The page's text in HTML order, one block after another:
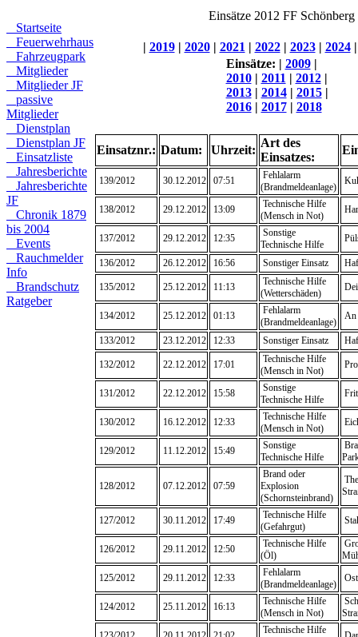
Startseite
Feuerwehrhaus
Fahrzeugpark
Mitglieder
Mitglieder JF
passive
Mitglieder
Dienstplan
Dienstplan JF
Einsatzliste
Jahresberichte
Jahresberichte
JF
Chronik 1879
bis 2004
Events
Rauchmelder
Info
Brandschutz
Ratgeber
Einsätze 2012 FF Schönberg
| 2019| 2020| 2021 | 2022| 2023| 2024
Einsätze: | 2009|
2010| 2011 | 2012|
2013| 2014| 2015|
2016| 2017| 2018
Einsatznr.: Datum: Uhrzeit:
Art des
Einsatzes:
139/2012 30.12.2012 07:51
Fehlalarm
(Brandmeldeanlage)
138/2012 29.12.2012 13:09
Technische Hilfe
(Mensch in Not)
137/2012 29.12.2012 12:35
Sonstige
Technische Hilfe
136/2012 26.12.2012 16:56 Sonstiger Einsatz
135/2012 25.12.2012 11:13
Technische Hilfe
(Wetterschäden)
134/2012 25.12.2012 01:13
Fehlalarm
(Brandmeldeanlage)
An
133/2012 23.12.2012 12:33 Sonstiger Einsatz
132/2012 22.12.2012 17:01
Technische Hilfe
(Mensch in Not)
131/2012 22.12.2012 15:58
Sonstige
Technische Hilfe
130/2012 16.12.2012 12:33
Technische Hilfe
(Mensch in Not)
129/2012 11.12.2012 15:49
Sonstige
Technische Hilfe
128/2012 07.12.2012 07:59
Brand oder
Explosion
(Schornsteinbrand)
127/2012 30.11.2012 17:49
Technische Hilfe
(Gefahrgut)
126/2012 29.11.2012 12:50
Technische Hilfe
(Öl)
125/2012
29.11.2012 12:33
Fehlalarm
(Brandmeldeanlage)
124/2012 25.11.2012 16:13
Technische Hilfe
(Mensch in Not)
Technische Hilfe